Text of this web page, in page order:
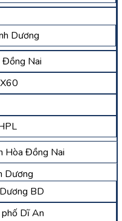
Dương
Đồng Nai
Hòa Đồng Nai
Dương
BD
Dĩ An